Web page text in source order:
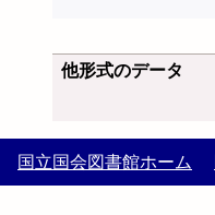
他形式のデータ
国立国会図書館ホーム